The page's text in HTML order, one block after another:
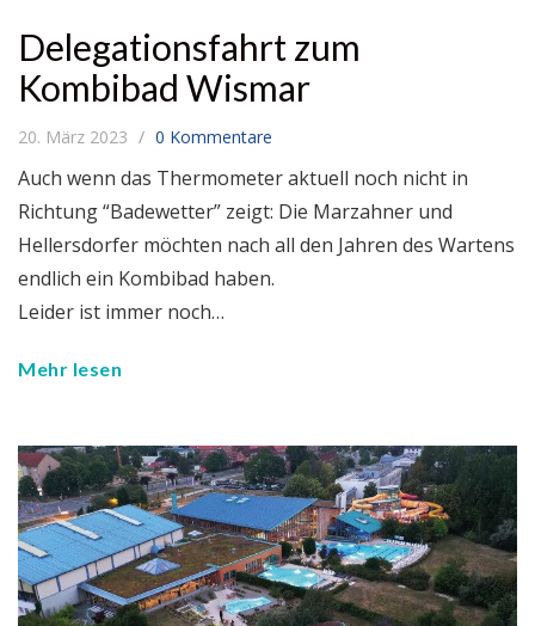
Delegationsfahrt zum
Kombibad Wismar
20. März 2023 0 Kommentare
Auch wenn das Thermometer aktuell noch nicht in
Richtung “Badewetter” zeigt: Die Marzahner und
Hellersdorfer möchten nach all den Jahren des Wartens
endlich ein Kombibad haben.
Leider ist immer noch…
Mehr lesen